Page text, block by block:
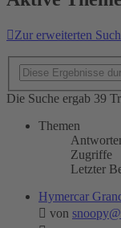
Zur erweiterten
Die Suche ergab 39
Themen
Zugriffe
Letzter
Hymercar
von